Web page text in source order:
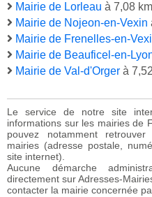
Mairie de Lorleau à 7,08 km
Mairie de Nojeon-en-Vexin
Mairie de Frenelles-en-
Mairie de Beauficel-en-
Mairie de Val-d'Orger à
Le service de notre site
informations sur les mairies de
pouvez notamment
mairies (adresse postale,
site internet).
Aucune démarche
directement sur Adresses-
contacter la mairie concernée